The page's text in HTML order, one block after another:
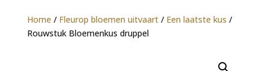
Home / Fleurop bloemen uitvaart/ Een laatste kus /
Rouwstuk Bloemenkus druppel